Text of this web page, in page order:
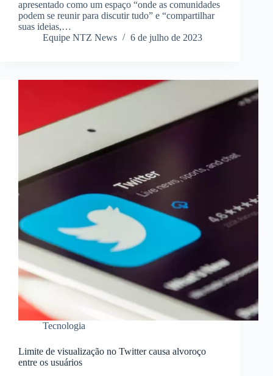
apresentado como um espaço “onde as comunidades
podem se reunir para discutir tudo” e “compartilhar
suas ideias,…
Equipe NTZ News
6 de julho de 2023
Tecnologia
Limite de visualização no Twitter causa alvoroço
entre os usuários